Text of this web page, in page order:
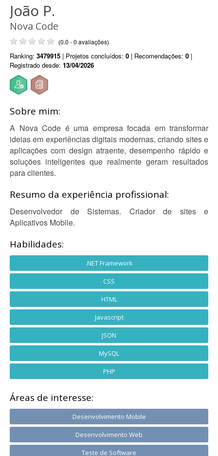
João P.
Nova Code
(0.0 - 0 avaliações)
Ranking: 3479915 | Projetos concluídos: 0 | Recomendações: 0 |
Registrado desde: 13/04/2026
Sobre mim:
A Nova Code é uma empresa focada em transformar
ideias em experiências digitais modernas, criando sites e
aplicações com design atraente, desempenho rápido e
soluções inteligentes que realmente geram resultados
para clientes.
Resumo da experiência profissional:
Desenvolvedor de Sistemas. Criador de sites e
Aplicativos Mobile.
Habilidades:
.NET Framework
CSS
HTML
Javascript
JSON
MySQL
PHP
Áreas de interesse:
Desenvolvimento Mobile
Desenvolvimento Web
Teste de Software